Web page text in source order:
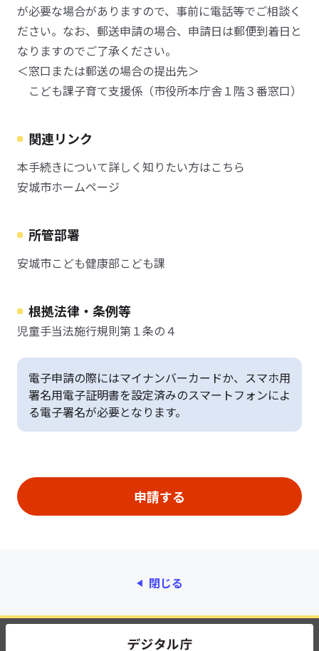
が必要な場合がありますので、事前に電話等でご相談く
ださい。なお、郵送申請の場合、申請日は郵便到着日と
なりますのでご了承ください。
＜窓口または郵送の場合の提出先＞
こども課子育て支援係（市役所本庁舎１階３番窓口）
関連リンク
本手続きについて詳しく知りたい方はこちら
安城市ホームページ
所管部署
安城市こども健康部こども課
根拠法律・条例等
児童手当法施行規則第１条の４
電子申請の際にはマイナンバーカードか、スマホ用
署名用電子証明書を設定済みのスマートフォンによ
る電子署名が必要となります。
閉じる